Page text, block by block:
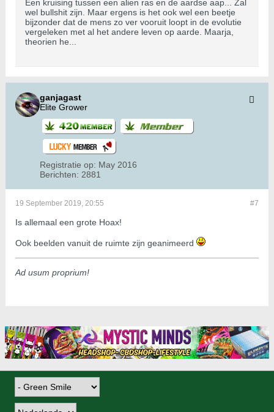
Een kruising tussen een alien ras en de aardse aap... Zal
wel bullshit zijn. Maar ergens is het ook wel een beetje
bijzonder dat de mens zo ver vooruit loopt in de evolutie
vergeleken met al het andere leven op aarde. Maarja,
theorien he...
ganjagast
Elite Grower
Registratie op: May 2016
Berichten: 2881
#7
19 September 2019, 20:55
Is allemaal een grote Hoax!
Ook beelden vanuit de ruimte zijn geanimeerd
Ad usum proprium!